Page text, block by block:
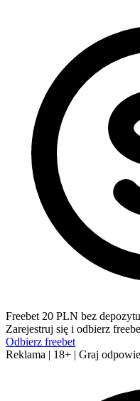
Freebet 20 PLN bez depozytu
Zarejestruj się i odbierz
Odbierz freebet
Reklama | 18+ | Graj